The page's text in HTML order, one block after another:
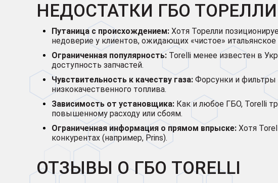
НЕДОСТАТКИ ГБО ТОРЕЛЛИ
Путаница с происхождением: Хотя Торелли
недоверие у клиентов, ожидающих «чистое» итальянское
Ограниченная популярность: Torelli менее известен в
доступность запчастей.
Чувствительность к качеству газа: Форсунки и фильтры
низкокачественного топлива.
Зависимость от установщика: Как и любое ГБО, Torelli
повышенному расходу или сбоям.
Ограниченная информация о прямом впрыске: Хотя
конкурентах (например, Prins).
ОТЗЫВЫ О ГБО TORELLI